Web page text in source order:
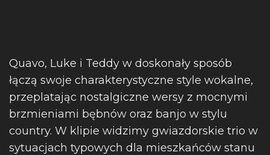
Quavo, Luke i Teddy w doskonały sposób
łączą swoje charakterystyczne style wokalne,
przeplatając nostalgiczne wersy z mocnymi
brzmieniami bębnów oraz banjo w stylu
country. W klipie widzimy gwiazdorskie trio w
sytuacjach typowych dla mieszkańców stanu